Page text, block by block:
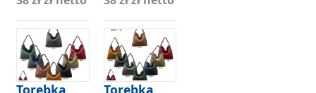
Torebka Torebka